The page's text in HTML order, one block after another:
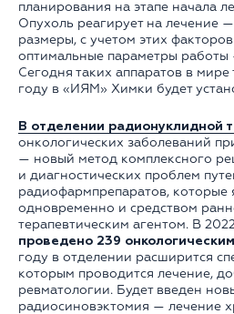
планирования на этапе начала
Опухоль реагирует на лечение
размеры, с учетом этих
оптимальные параметры работы
Сегодня таких аппаратов в мире
году в «ИЯМ» Химки будет
В отделении радионуклидной
онкологических заболеваний
— новый метод комплексного
и диагностических проблем
радиофармпрепаратов, которые
одновременно и средством
терапевтическим агентом. В
проведено 239
году в отделении расширится
которым проводится лечение,
ревматологии. Будет введен
радиосиновэктомия — лечение